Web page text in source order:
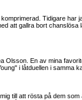
Tidigare har
att gallra bort chanslösa
Olsson. En av mina
i låtduellen i samma
till att rösta på dem som